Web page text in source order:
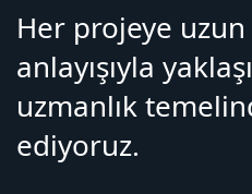
Her projeye
anlayışıyla
uzmanlık
ediyoruz.